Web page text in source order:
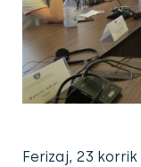
Ferizaj, 23